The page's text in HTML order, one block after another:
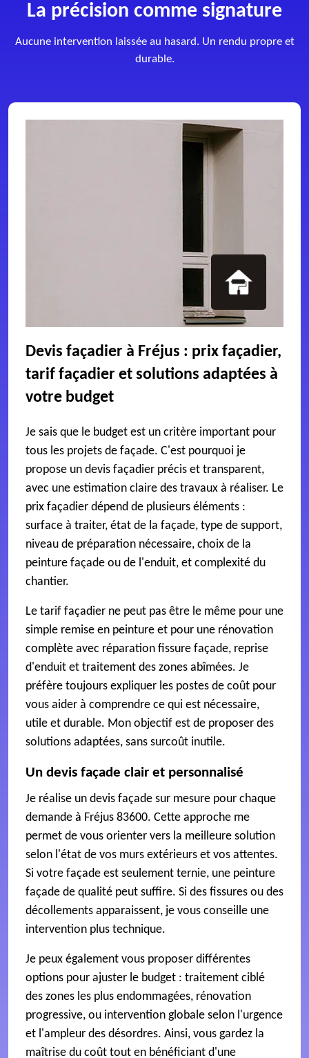
La précision comme signature
Aucune intervention laissée au hasard. Un rendu propre et
durable.
Devis façadier à Fréjus : prix façadier,
tarif façadier et solutions adaptées à
votre budget
Je sais que le budget est un critère important pour
tous les projets de façade. C'est pourquoi je
propose un devis façadier précis et transparent,
avec une estimation claire des travaux à réaliser. Le
prix façadier dépend de plusieurs éléments :
surface à traiter, état de la façade, type de support,
niveau de préparation nécessaire, choix de la
peinture façade ou de l'enduit, et complexité du
chantier.
Le tarif façadier ne peut pas être le même pour une
simple remise en peinture et pour une rénovation
complète avec réparation fissure façade, reprise
d'enduit et traitement des zones abîmées. Je
préfère toujours expliquer les postes de coût pour
vous aider à comprendre ce qui est nécessaire,
utile et durable. Mon objectif est de proposer des
solutions adaptées, sans surcoût inutile.
Un devis façade clair et personnalisé
Je réalise un devis façade sur mesure pour chaque
demande à Fréjus 83600. Cette approche me
permet de vous orienter vers la meilleure solution
selon l'état de vos murs extérieurs et vos attentes.
Si votre façade est seulement ternie, une peinture
façade de qualité peut suffire. Si des fissures ou des
décollements apparaissent, je vous conseille une
intervention plus technique.
Je peux également vous proposer différentes
options pour ajuster le budget : traitement ciblé
des zones les plus endommagées, rénovation
progressive, ou intervention globale selon l'urgence
et l'ampleur des désordres. Ainsi, vous gardez la
maîtrise du coût tout en bénéficiant d'une